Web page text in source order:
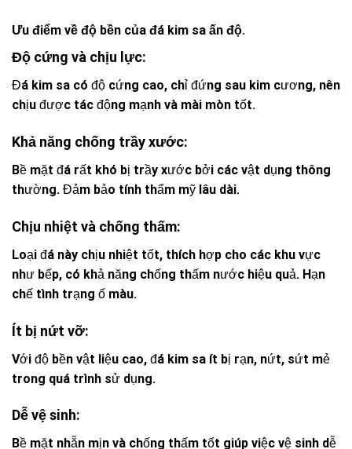
Ưu điểm về độ bền của đá kim sa ấn độ.
Độ cứng và chịu lực:
Đá kim sa có độ cứng cao, chỉ đứng sau kim cương, nên
chịu được tác động mạnh và mài mòn tốt.
Khả năng chống trầy xước:
Bề mặt đá rất khó bị trầy xước bởi các vật dụng thông
thường. Đảm bảo tính thẩm mỹ lâu dài.
Chịu nhiệt và chống thấm:
Loại đá này chịu nhiệt tốt, thích hợp cho các khu vực
như bếp, có khả năng chống thấm nước hiệu quả. Hạn
chế tình trạng ố màu.
Ít bị nứt vỡ:
Với độ bền vật liệu cao, đá kim sa ít bị rạn, nứt, sứt mẻ
trong quá trình sử dụng.
Dễ vệ sinh:
Bề mặt nhẵn mịn và chống thấm tốt giúp việc vệ sinh dễ